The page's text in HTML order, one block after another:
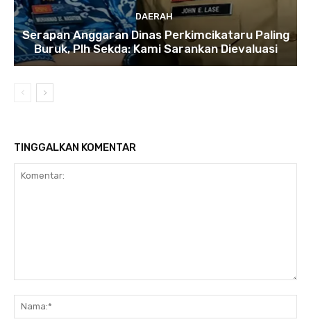
DAERAH
Serapan Anggaran Dinas Perkimcikataru Paling
Buruk, Plh Sekda: Kami Sarankan Dievaluasi
TINGGALKAN KOMENTAR